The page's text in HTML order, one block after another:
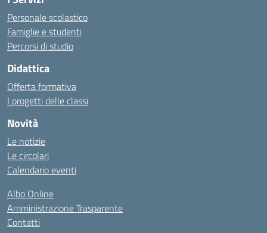
Personale scolastico
Famiglie e studenti
Percorsi di studio
Didattica
Offerta formativa
I progetti delle classi
Novità
Le notizie
Le circolari
Calendario eventi
Albo Online
Amministrazione Trasparente
Contatti